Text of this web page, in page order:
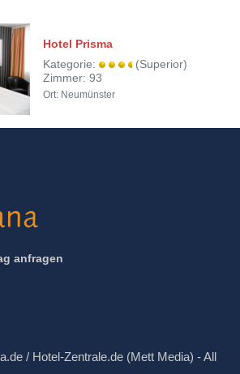
Hotel Prisma
Kategorie:
(Superior)
Zimmer: 93
Ort: Neumünster
anfragen
/ Hotel-Zentrale.de (Mett Media) - All